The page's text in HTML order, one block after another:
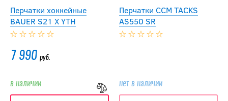
Перчатки хоккейные
BAUER S21 X YTH
7 990 руб.
в наличии
Перчатки CCM TACKS
AS550 SR
нет в наличии